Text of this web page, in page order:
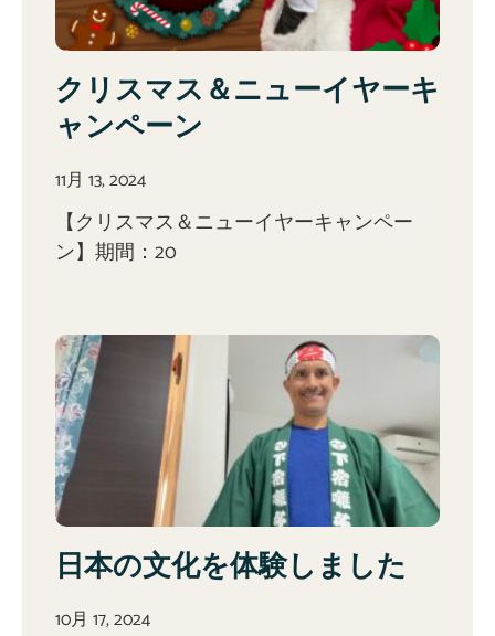
クリスマス＆ニューイヤーキ
ャンペーン
11月 13, 2024
【クリスマス＆ニューイヤーキャンペー
ン】期間：20
日本の文化を体験しました
10月 17, 2024